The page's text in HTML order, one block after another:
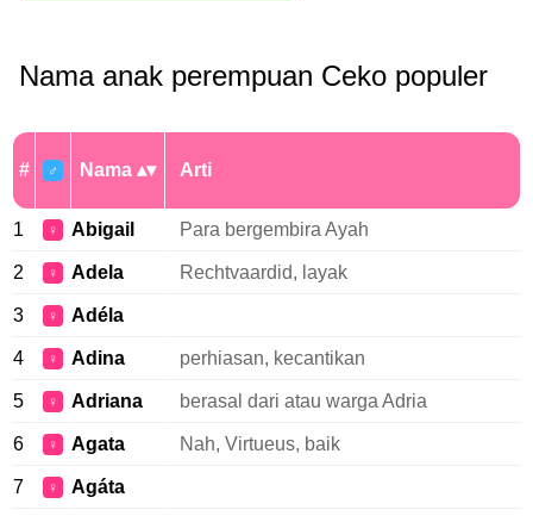
Nama anak perempuan Ceko populer
# ♂ Nama Arti
1 ♀ Abigail Para bergembira Ayah
2 ♀ Adela Rechtvaardid, layak
3 ♀ Adéla
4 ♀ Adina perhiasan, kecantikan
5 ♀ Adriana berasal dari atau warga Adria
6 ♀ Agata Nah, Virtueus, baik
7 ♀ Agáta